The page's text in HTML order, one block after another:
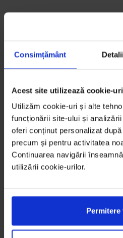
Consimțământ
Acest site utilizează cookie-uri
Utilizăm cookie-uri și alte
funcționării site-ului și
oferi conținut personalizat
precum și pentru activitatea
Continuarea navigării
utilizării cookie-urilor.
Permitere